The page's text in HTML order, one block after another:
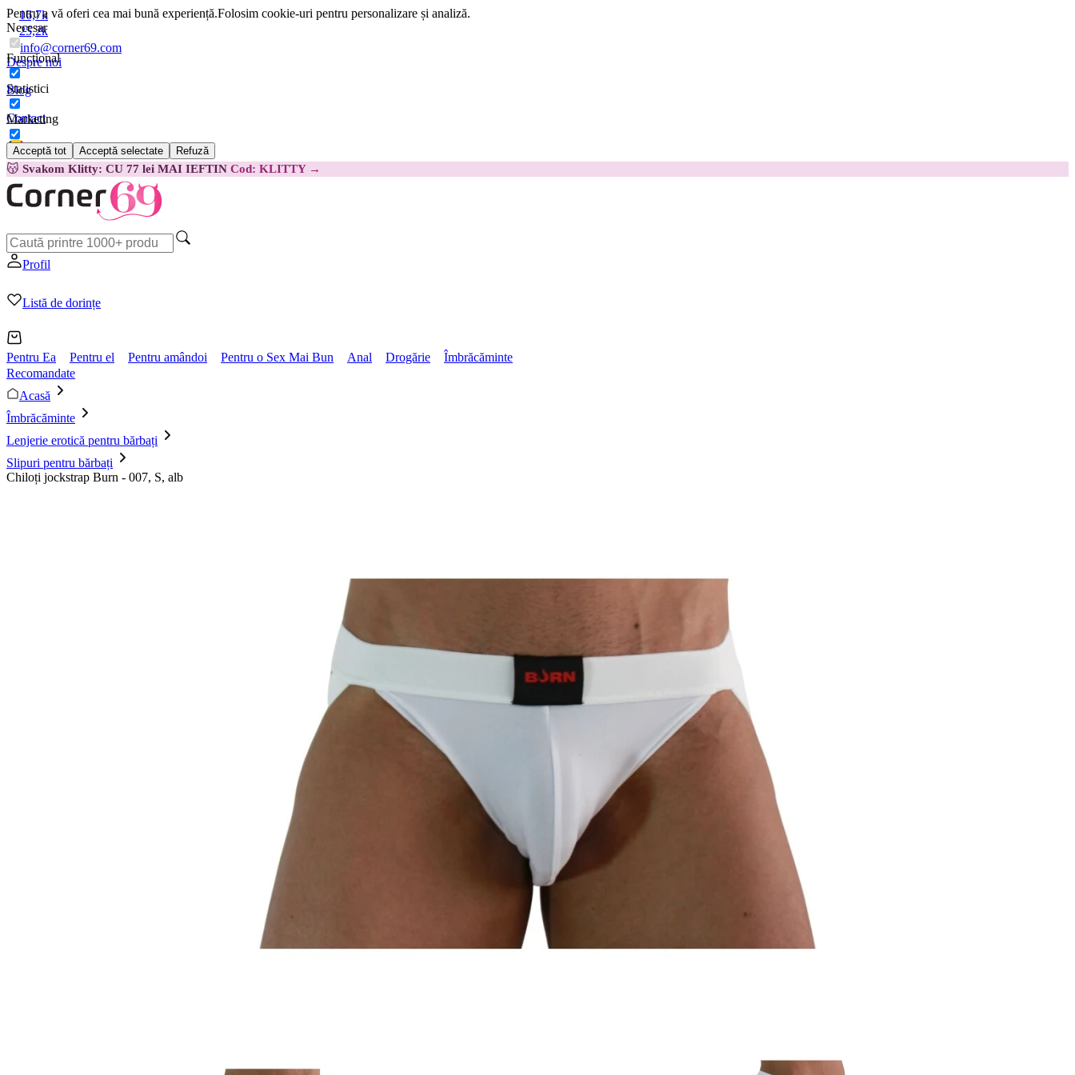
Pentru a vă oferi cea mai bună experiență.Folosim cookie-uri pentru personalizare și analiză.
Necesar
Funcțional
Statistici
Marketing
Acceptă tot Acceptă selectate Refuză
16,7k
25,2k
info@corner69.com
Despre noi
Blog
Contact
Română
😽 Svakom Klitty: CU 77 lei MAI IEFTIN Cod: KLITTY →
Profil
Listă de dorințe
Pentru Ea Pentru el Pentru amândoi Pentru o Sex Mai Bun Anal Drogărie
Îmbrăcăminte
Recomandate
Acasă
Îmbrăcăminte
Lenjerie erotică pentru bărbați
Slipuri pentru bărbați
Chiloți jockstrap Burn - 007, S, alb